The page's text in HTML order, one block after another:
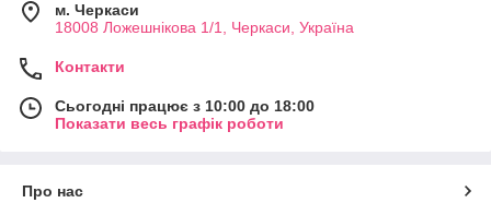
м. Черкаси
18008 Ложешнікова 1/1, Черкаси, Україна
Контакти
Сьогодні працює з 10:00 до 18:00
Показати весь графік роботи
Про нас